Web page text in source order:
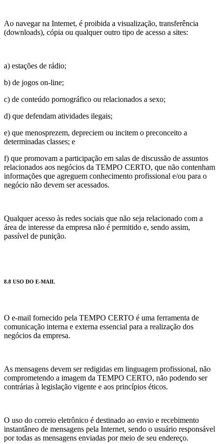
Ao navegar na Internet, é proibida a visualização, transferência
(downloads), cópia ou qualquer outro tipo de acesso a sites:
a) estações de rádio;
b) de jogos on-line;
c) de conteúdo pornográfico ou relacionados a sexo;
d) que defendam atividades ilegais;
e) que menosprezem, depreciem ou incitem o preconceito a
determinadas classes; e
f) que promovam a participação em salas de discussão de assuntos
relacionados aos negócios da TEMPO CERTO, que não contenham
informações que agreguem conhecimento profissional e/ou para o
negócio não devem ser acessados.
Qualquer acesso às redes sociais que não seja relacionado com a
área de interesse da empresa não é permitido e, sendo assim,
passível de punição.
8.8 USO DO E-MAIL
O e-mail fornecido pela TEMPO CERTO é uma ferramenta de
comunicação interna e externa essencial para a realização dos
negócios da empresa.
As mensagens devem ser redigidas em linguagem profissional, não
comprometendo a imagem da TEMPO CERTO, não podendo ser
contrárias à legislação vigente e aos princípios éticos.
O uso do correio eletrônico é destinado ao envio e recebimento
instantâneo de mensagens pela Internet, sendo o usuário responsável
por todas as mensagens enviadas por meio de seu endereço.